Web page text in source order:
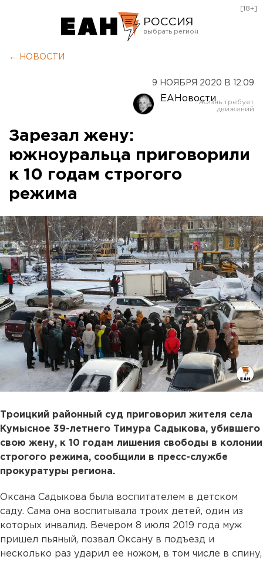
РОССИЯ
Оренбург
[18+]
← НОВОСТИ
9 НОЯБРЯ 2020 В 12:09
ЕАНовости
Зарезал жену:
южноуральца приговорили
к 10 годам строгого
режима
Троицкий районный суд приговорил жителя села
Кумысное 39-летнего Тимура Садыкова, убившего
свою жену, к 10 годам лишения свободы в колонии
строгого режима, сообщили в пресс-службе
прокуратуры региона.
Оксана Садыкова была воспитателем в детском
саду. Сама она воспитывала троих детей, один из
которых инвалид. Вечером 8 июля 2019 года муж
пришел пьяный, позвал Оксану в подъезд и
несколько раз ударил ее ножом, в том числе в спину,